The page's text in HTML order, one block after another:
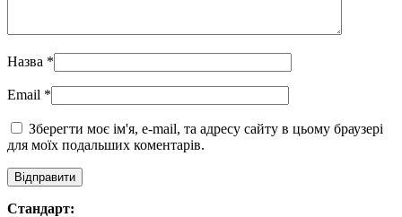
Назва *
Email *
Зберегти моє ім'я, e-mail, та адресу сайту в цьому браузері
для моїх подальших коментарів.
Стандарт: